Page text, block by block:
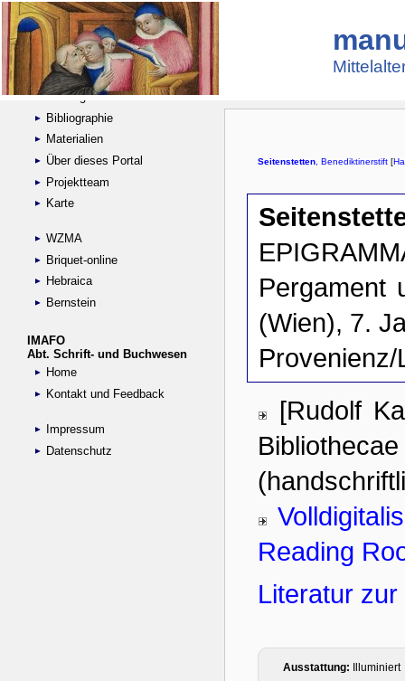
Suche
Handschriftensammlungen
Digitalisierte Handschriften
Kataloge
Bibliographie
Materialien
Über dieses Portal
Projektteam
Karte
WZMA
Briquet-online
Hebraica
Bernstein
IMAFO
Abt. Schrift- und Buchwesen
Home
Kontakt und Feedback
Impressum
Datenschutz